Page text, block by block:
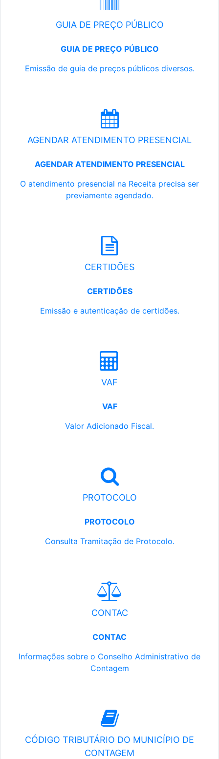
GUIA DE PREÇO PÚBLICO
GUIA DE PREÇO PÚBLICO
Emissão de guia de preços públicos diversos.
AGENDAR ATENDIMENTO PRESENCIAL
AGENDAR ATENDIMENTO PRESENCIAL
O atendimento presencial na Receita precisa ser
previamente agendado.
CERTIDÕES
CERTIDÕES
Emissão e autenticação de certidões.
VAF
VAF
Valor Adicionado Fiscal.
PROTOCOLO
PROTOCOLO
Consulta Tramitação de Protocolo.
CONTAC
CONTAC
Informações sobre o Conselho Administrativo de
Contagem
CÓDIGO TRIBUTÁRIO DO MUNICÍPIO DE
CONTAGEM